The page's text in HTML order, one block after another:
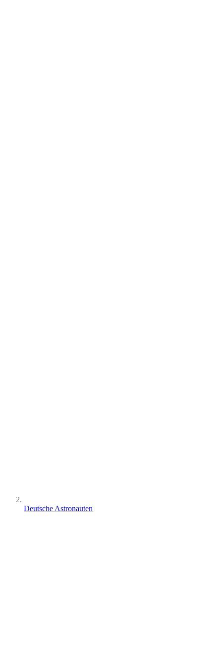
Deutsche Astronauten